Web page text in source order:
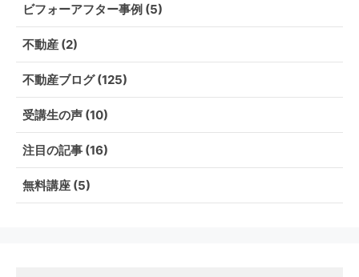
ビフォーアフター事例(5)
不動産(2)
不動産ブログ(125)
受講生の声(10)
注目の記事(16)
無料講座(5)